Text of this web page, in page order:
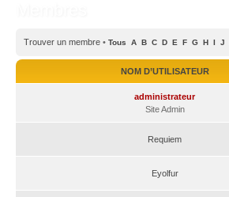
Trouver un membre • Tous A B C D E F G H I J
NOM D’UTILISATEUR
administrateur
Site Admin
Requiem
Eyolfur